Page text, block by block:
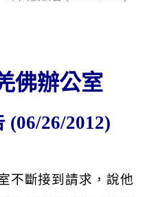
佛辦公室
(06/26/2012)
不斷接到請求，說他